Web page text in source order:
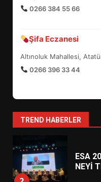
0266 384 55 66
Şifa Eczanesi
Altınoluk Mahallesi,
0266 396 33 44
TREND HABERLER
1
2
ESA
NEYİ